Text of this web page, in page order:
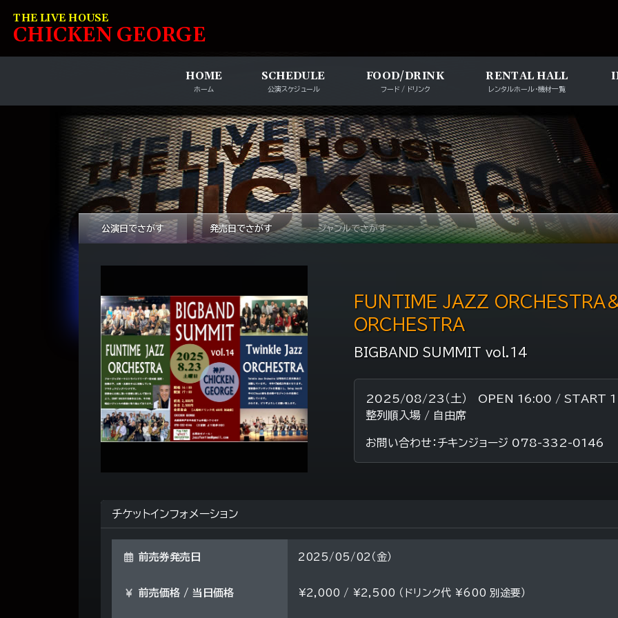
THE LIVE HOUSE
CHICKENGEORGE
HOME
ホーム
SCHEDULE
公演スケジュール
FOOD/DRINK
フード / ドリンク
RENTAL HALL
レンタルホール・機材一覧
公演日でさがす 発売日でさがす ジャンルでさがす
BIGBAND SUMMIT vol.14
FUNTIME JAZZ ORCHESTRA
ORCHESTRA
2025/08/23（土） OPEN 16:00 / START
整列順入場 / 自由席
お問い合わせ：チキンジョージ 078-332-0146
チケットインフォメーション
前売券発売日 2025/05/02（金）
前売価格 / 当日価格 ¥2,000 / ¥2,500 （ドリンク代 ¥600 別途要）